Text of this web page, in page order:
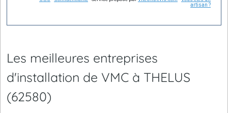
artisan ?
Les meilleures entreprises
d'installation de VMC à THELUS
(62580)